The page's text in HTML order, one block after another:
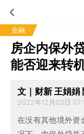
金融
房企内保外
能否迎来转
文｜财新 王娟娟
2022年12月03日
在没有其他境外资